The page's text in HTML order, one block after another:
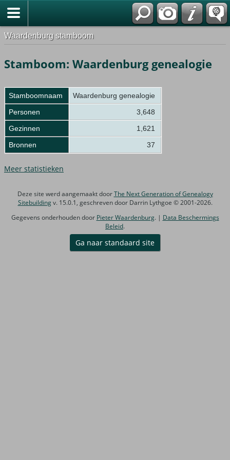
Waardenburg stamboom
Stamboom: Waardenburg genealogie
Stamboomnaam
Waardenburg genealogie
Personen
3,648
Gezinnen
1,621
Bronnen
37
Meer statistieken
Deze site werd aangemaakt doorThe Next Generation of Genealogy
Sitebuildingv. 15.0.1, geschreven door Darrin Lythgoe © 2001-2026.
Gegevens onderhouden door Pieter Waardenburg. | Data Beschermings
Beleid.
Ga naar standaard site